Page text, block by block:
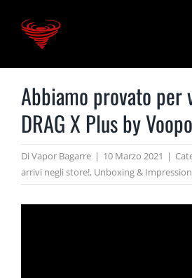
Abbiamo provato per
DRAG X Plus by
Di Vapor Bagarre | 10 Marzo 2021 |
arrivi negli store!, Unboxing & Impression